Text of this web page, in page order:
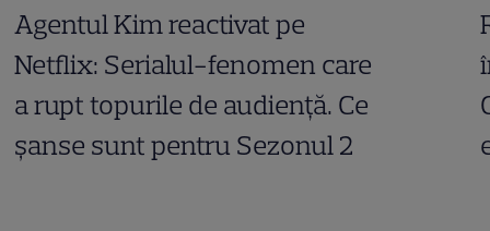
Agentul Kim reactivat pe
Netflix: Serialul-fenomen care
a rupt topurile de audiență. Ce
șanse sunt pentru Sezonul 2